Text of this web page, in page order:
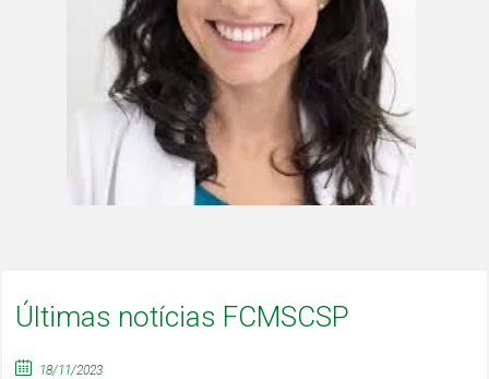
Últimas notícias FCMSCSP
18/11/2023